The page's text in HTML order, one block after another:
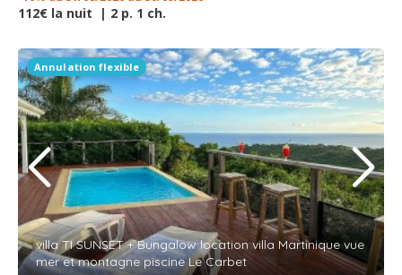
112€ la nuit | 2 p. 1 ch.
Annulation flexible
villa TI SUNSET + Bungalow location villa Martinique vue
mer et montagne piscine Le Carbet